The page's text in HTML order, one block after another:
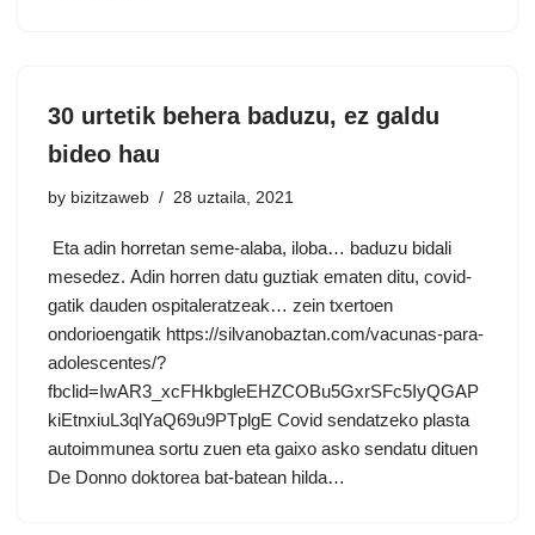
30 urtetik behera baduzu, ez galdu
bideo hau
by bizitzaweb 28 uztaila, 2021
Eta adin horretan seme-alaba, iloba… baduzu bidali
mesedez. Adin horren datu guztiak ematen ditu, covid-
gatik dauden ospitaleratzeak… zein txertoen
ondorioengatik https://silvanobaztan.com/vacunas-para-
adolescentes/?
fbclid=IwAR3_xcFHkbgleEHZCOBu5GxrSFc5IyQGAP
kiEtnxiuL3qlYaQ69u9PTplgE Covid sendatzeko plasta
autoimmunea sortu zuen eta gaixo asko sendatu dituen
De Donno doktorea bat-batean hilda…